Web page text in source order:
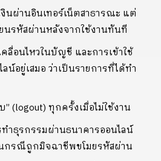
นผ่านอินเทอร์เน็ตสาธารณะ แต่
นรหัสผ่านหลังจากใช้งานทันที
ลื่อนไหวในบัญชี และการเข้าใช้
น์อยู่เสมอ ว่าเป็นรายการที่ได้ทำ
(logout) ทุกครั้งเมื่อไม่ใช้งาน
ำธุรกรรมผ่านธนาคารออนไลน์
นกรณีถูกมิจฉาชีพขโมยรหัสผ่าน